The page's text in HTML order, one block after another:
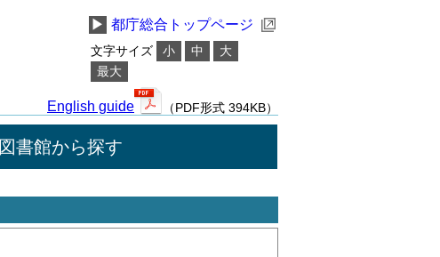
▶ 都庁総合トップページ
文字サイズ 小 中
大
最大
English guide （PDF形式 394KB）
図書館から探す